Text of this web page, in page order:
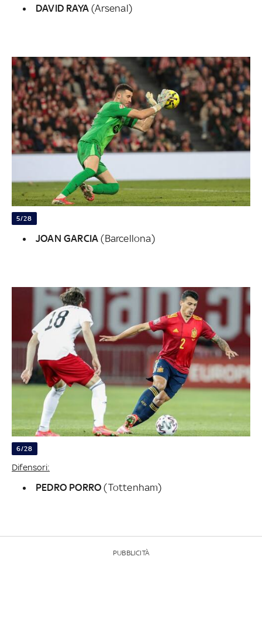
DAVID RAYA(Arsenal)
5/28
JOAN GARCIA(Barcellona)
6/28
Difensori:
PEDRO PORRO (Tottenham)
PUBBLICITÀ